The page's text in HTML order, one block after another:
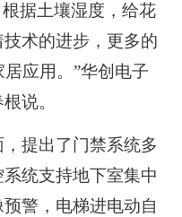
据土壤湿度，给花
术的进步，更多的
应用。”华创电子
说。
提出了门禁系统多
统支持地下室集中
警，电梯进电动自